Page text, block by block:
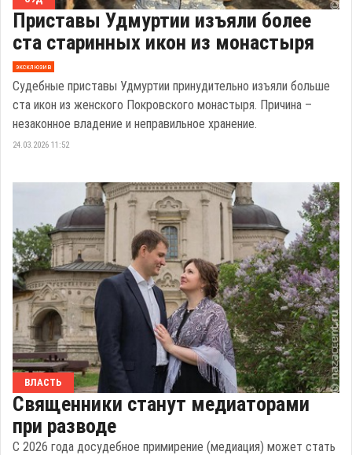
Приставы Удмуртии изъяли более
ста старинных икон из монастыря
эксклюзив
Судебные приставы Удмуртии принудительно изъяли больше
ста икон из женского Покровского монастыря. Причина –
незаконное владение и неправильное хранение.
24.03.2026 11:52
ВЛАСТЬ
Священники станут медиаторами
при разводе
С 2026 года досудебное примирение (медиация) может стать